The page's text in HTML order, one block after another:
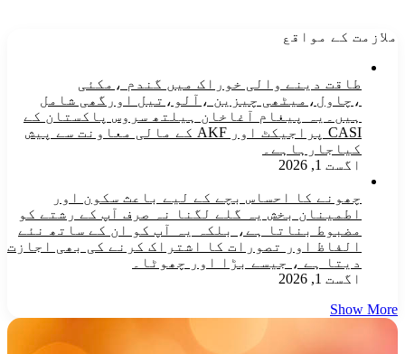
ملازمت کے مواقع
طاقت دینے والی خوراک میں گندم ،مکئی
،چاول،میٹھی چیزین ،آلو،تیل اورگھی شامل
ہیں۔یہ پیغام آغاخان ہیلتھ سروس پاکستان کے
CASI پراجیکٹ اور AKF کے مالی معاونت سے پیش
کیاجارہاہے۔
اگست 1, 2026
چھونے کا احساس بچے کے لیے باعث سکون اور
اطمینان بخش یہ گلے لگنا نہ صرف آپ کے رشتے کو
مضبوط بناتا ہے، بلکہ یہ آپ کو ان کے ساتھ نئے
الفاظ اور تصورات کا اشتراک کرنے کی بھی اجازت
دیتا ہے ، جیسے بڑا اور چھوٹا۔
اگست 1, 2026
Show More